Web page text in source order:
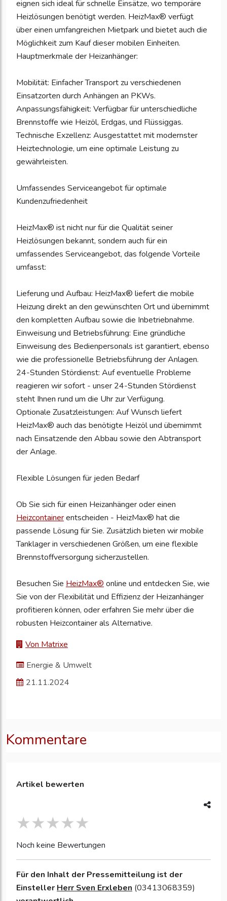
eignen sich ideal für schnelle Einsätze, wo temporäre
Heizlösungen benötigt werden. HeizMax® verfügt
über einen umfangreichen Mietpark und bietet auch die
Möglichkeit zum Kauf dieser mobilen Einheiten.
Hauptmerkmale der Heizanhänger:
Mobilität: Einfacher Transport zu verschiedenen
Einsatzorten durch Anhängen an PKWs.
Anpassungsfähigkeit: Verfügbar für unterschiedliche
Brennstoffe wie Heizöl, Erdgas, und Flüssiggas.
Technische Exzellenz: Ausgestattet mit modernster
Heiztechnologie, um eine optimale Leistung zu
gewährleisten.
Umfassendes Serviceangebot für optimale
Kundenzufriedenheit
HeizMax® ist nicht nur für die Qualität seiner
Heizlösungen bekannt, sondern auch für ein
umfassendes Serviceangebot, das folgende Vorteile
umfasst:
Lieferung und Aufbau: HeizMax® liefert die mobile
Heizung direkt an den gewünschten Ort und übernimmt
den kompletten Aufbau sowie die Inbetriebnahme.
Einweisung und Betriebsführung: Eine gründliche
Einweisung des Bedienpersonals ist garantiert, ebenso
wie die professionelle Betriebsführung der Anlagen.
24-Stunden Stördienst: Auf eventuelle Probleme
reagieren wir sofort - unser 24-Stunden Stördienst
steht Ihnen rund um die Uhr zur Verfügung.
Optionale Zusatzleistungen: Auf Wunsch liefert
HeizMax® auch das benötigte Heizöl und übernimmt
nach Einsatzende den Abbau sowie den Abtransport
der Anlage.
Flexible Lösungen für jeden Bedarf
Ob Sie sich für einen Heizanhänger oder einen
Heizcontainerentscheiden - HeizMax® hat die
passende Lösung für Sie. Zusätzlich bieten wir mobile
Tanklager in verschiedenen Größen, um eine flexible
Brennstoffversorgung sicherzustellen.
Besuchen Sie HeizMax® online und entdecken Sie, wie
Sie von der Flexibilität und Effizienz der Heizanhänger
profitieren können, oder erfahren Sie mehr über die
robusten Heizcontainer als Alternative.
Von Matrixe
Energie & Umwelt
21.11.2024
Kommentare
Artikel bewerten
Noch keine Bewertungen
Für den Inhalt der Pressemitteilung ist der
Einsteller Herr Sven Erxleben (03413068359)